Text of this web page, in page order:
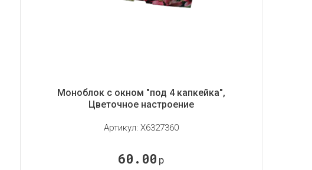
Моноблок с окном "под 4 капкейка",
Цветочное настроение
Артикул: X6327360
60.00 р